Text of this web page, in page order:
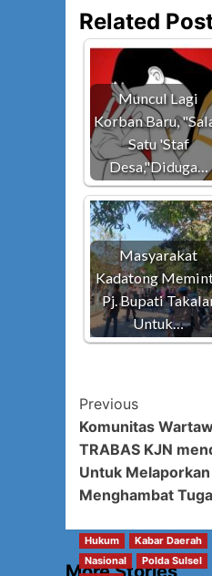
Related
Muncul Lagi
Korban Baru,
Satu 'Staf
Desa,"Diduga…
Masyarakat
Kadatong
Pj. Bupati
Untuk…
Post
Previous
Komunitas
TRABAS KJN
Untuk
Menghambat
More Stories
Hukum Kabar Daerah
Nasional
Polda Sulsel